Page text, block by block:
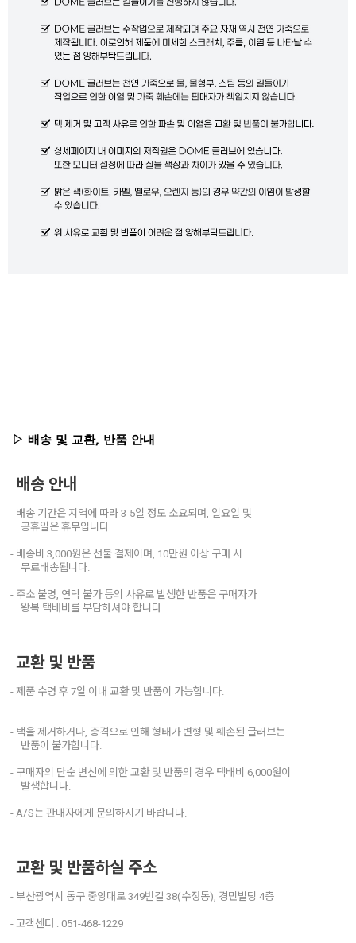
▷ 배송 및 교환, 반품 안내
배송 안내
- 배송 기간은 지역에 따라 3-5일 정도 소요되며, 일요일 및
공휴일은 휴무입니다.
- 배송비 3,000원은 선불 결제이며, 10만원 이상 구매 시
무료배송됩니다.
- 주소 불명, 연락 불가 등의 사유로 발생한 반품은 구매자가
왕복 택배비를 부담하셔야 합니다.
교환 및 반품
- 제품 수령 후 7일 이내 교환 및 반품이 가능합니다.
- 택을 제거하거나, 충격으로 인해 형태가 변형 및 훼손된 글러브는
반품이 불가합니다.
- 구매자의 단순 변신에 의한 교환 및 반품의 경우 택배비 6,000원이
발생합니다.
- A/S는 판매자에게 문의하시기 바랍니다.
교환 및 반품하실 주소
- 부산광역시 동구 중앙대로 349번길 38(수정동), 경민빌딩 4층
- 고객센터 : 051-468-1229